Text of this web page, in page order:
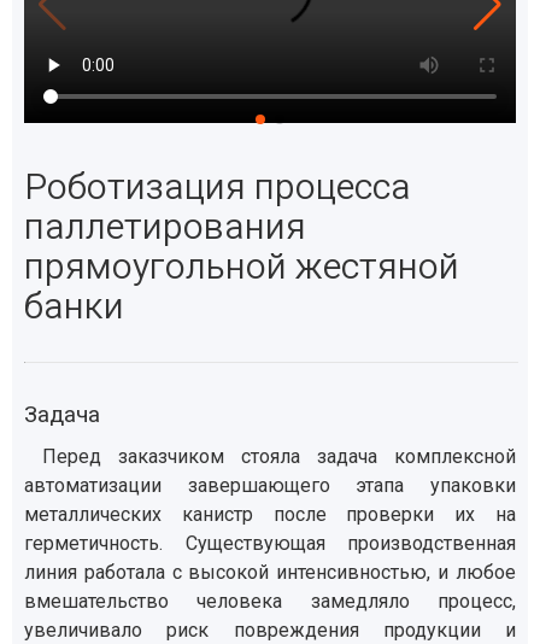
Роботизация процесса
паллетирования
прямоугольной жестяной
банки
Задача
Перед заказчиком стояла задача комплексной
автоматизации завершающего этапа упаковки
металлических канистр после проверки их на
герметичность. Существующая производственная
линия работала с высокой интенсивностью, и любое
вмешательство человека замедляло процесс,
увеличивало риск повреждения продукции и